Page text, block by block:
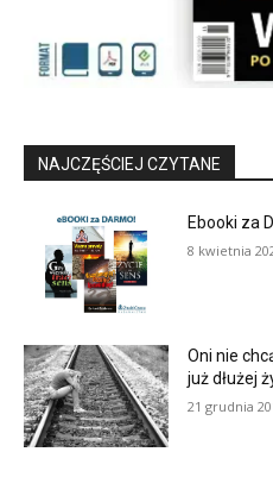
NAJCZĘŚCIEJ CZYTANE
Ebooki za
8 kwietnia
Oni nie
już dłużej
21 grudnia